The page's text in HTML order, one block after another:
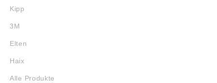
Kipp
3M
Elten
Haix
Alle Produkte